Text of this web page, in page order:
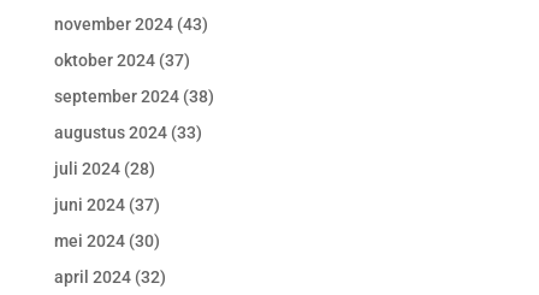
november 2024(43)
oktober 2024(37)
september 2024(38)
augustus 2024(33)
juli 2024(28)
juni 2024(37)
mei 2024(30)
april 2024(32)